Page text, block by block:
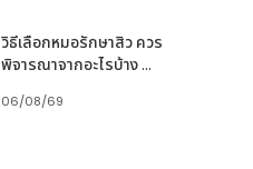
วิธีเลือกหมอรักษาสิว ควร
พิจารณาจากอะไรบ้าง ...
06/08/69